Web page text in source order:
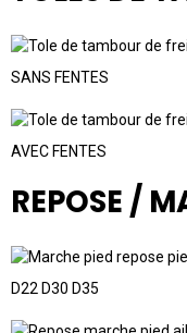
SANS FENTES
AVEC FENTES
REPOSE /
D22 D30 D35